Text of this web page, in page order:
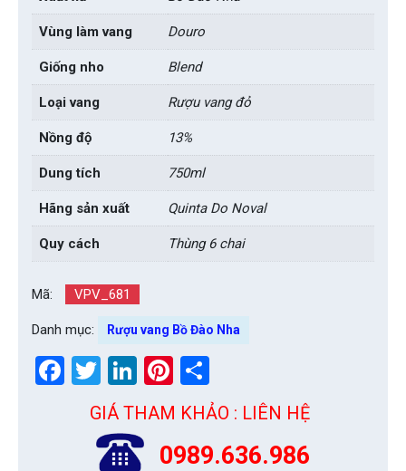
Vùng làm vang Douro
Giống nho Blend
Loại vang Rượu vang đỏ
Nồng độ 13%
Dung tích 750ml
Hãng sản xuất Quinta Do Noval
Quy cách Thùng 6 chai
Mã: VPV_681
Danh mục: Rượu vang Bồ Đào Nha
Facebook
Twitter
LinkedIn
Pinterest
GIÁ THAM KHẢO : LIÊN HỆ
0989.636.986